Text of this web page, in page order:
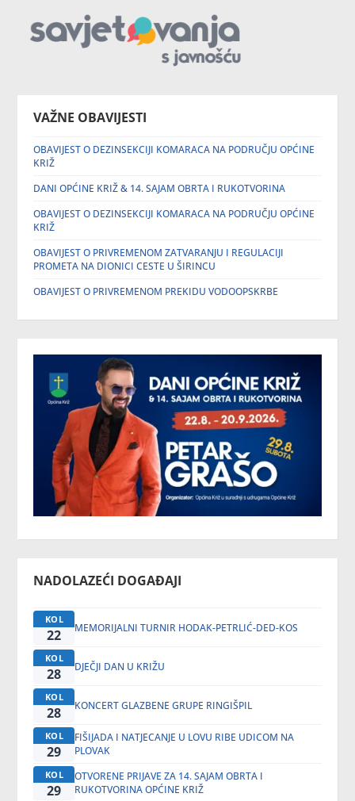
VAŽNE OBAVIJESTI
OBAVIJEST O DEZINSEKCIJI KOMARACA NA PODRUČJU OPĆINE
KRIŽ
DANI OPĆINE KRIŽ & 14. SAJAM OBRTA I RUKOTVORINA
OBAVIJEST O DEZINSEKCIJI KOMARACA NA PODRUČJU OPĆINE
KRIŽ
OBAVIJEST O PRIVREMENOM ZATVARANJU I REGULACIJI
PROMETA NA DIONICI CESTE U ŠIRINCU
OBAVIJEST O PRIVREMENOM PREKIDU VODOOPSKRBE
NADOLAZEĆI DOGAĐAJI
KOL
22 MEMORIJALNI TURNIR HODAK-PETRLIĆ-DED-KOS
KOL
28 DJEČJI DAN U KRIŽU
KOL
28 KONCERT GLAZBENE GRUPE RINGIŠPIL
KOL
29
FIŠIJADA I NATJECANJE U LOVU RIBE UDICOM NA
PLOVAK
KOL
29
OTVORENE PRIJAVE ZA 14. SAJAM OBRTA I
RUKOTVORINA OPĆINE KRIŽ